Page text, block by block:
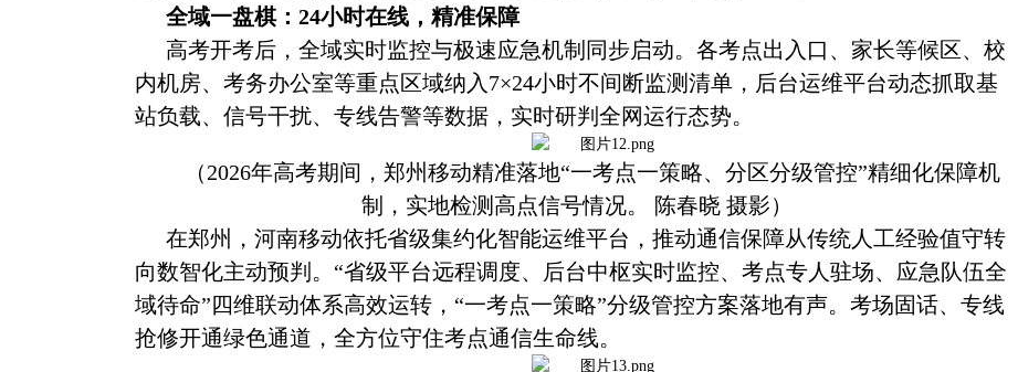
全域一盘棋： 24小时在线，精准保障
高考开考后，全域实时监控与极速应急机制同步启动。各考点出入口、家长等候区、校
内机房、考务办公室等重点区域纳入 7×24小时不间断监测清单，后台运维平台动态抓取基
站负载、信号干扰、专线告警等数据，实时研判全网运行态势。
（2026年高考期间，郑州移动精准落地“一考点一策略、分区分级管控”精细化保障机
制，实地检测高点信号情况。 陈春晓 摄影）
在郑州，河南移动依托省级集约化智能运维平台，推动通信保障从传统人工经验值守转
向数智化主动预判。 “省级平台远程调度、后台中枢实时监控、考点专人驻场、应急队伍全
域待命”四维联动体系高效运转，“一考点一策略”分级管控方案落地有声。考场固话、专线
抢修开通绿色通道，全方位守住考点通信生命线。